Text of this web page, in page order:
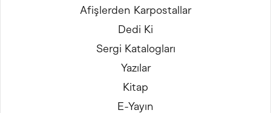
Afişlerden Karpostallar
Dedi Ki
Sergi Katalogları
Yazılar
Kitap
E-Yayın